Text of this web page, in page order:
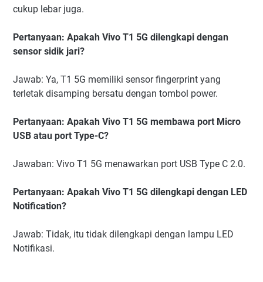
cukup lebar juga.
Pertanyaan: Apakah Vivo T1 5G dilengkapi dengan
sensor sidik jari?
Jawab: Ya, T1 5G memiliki sensor fingerprint yang
terletak disamping bersatu dengan tombol power.
Pertanyaan: Apakah Vivo T1 5G membawa port Micro
USB atau port Type-C?
Jawaban: Vivo T1 5G menawarkan port USB Type C 2.0.
Pertanyaan: Apakah Vivo T1 5G dilengkapi dengan LED
Notification?
Jawab: Tidak, itu tidak dilengkapi dengan lampu LED
Notifikasi.